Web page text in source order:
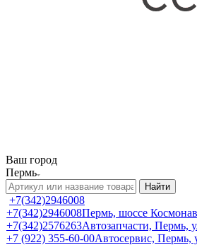
Ваш город
Пермь
Найти
+7(342)2946008
+7(342)2946008Пермь, шоссе
+7(342)2576263Автозапчасти, Пермь,
+7 (922) 355-60-00Автосервис, Пермь,